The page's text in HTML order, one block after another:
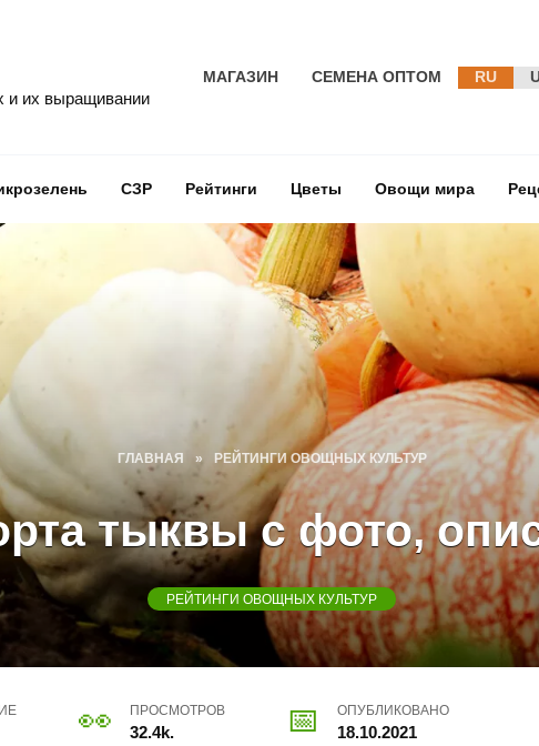
и их выращивании
МАГАЗИН СЕМЕНА ОПТОМ RU
СЗР Рейтинги Цветы Овощи мира
ГЛАВНАЯ » РЕЙТИНГИ ОВОЩНЫХ КУЛЬТУР
тыквы с фото,
РЕЙТИНГИ ОВОЩНЫХ КУЛЬТУР
ПРОСМОТРОВ
32.4k.
ОПУБЛИКОВАНО
18.10.2021